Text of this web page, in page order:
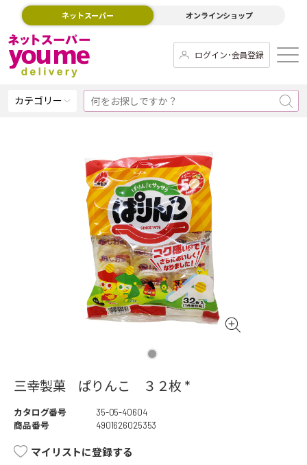
ネットスーパー オンラインショップ
ログイン･会員登録
カテゴリー
三幸製菓 ぱりんこ ３２枚 *
カタログ番号
35-05-40604
商品番号
4901626025353
マイリストに登録する